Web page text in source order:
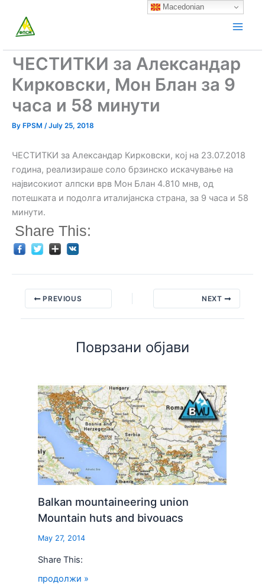
content
ЧЕСТИТКИ за Александар
Кирковски, Мон Блан за 9
часа и 58 минути
By FPSM /July 25, 2018
ЧЕСТИТКИ за Александар Кирковски, кој на 23.07.2018
година, реализираше соло брзинско искачување на
највисокиот алпски врв Мон Блан 4.810 мнв, од
потешката и подолга италијанска страна, за 9 часа и 58
минути.
Share This:
PREVIOUS NEXT
Поврзани објави
Balkan mountaineering union
Mountain huts and bivouacs
May 27, 2014
Share This:
продолжи »
Macedonian